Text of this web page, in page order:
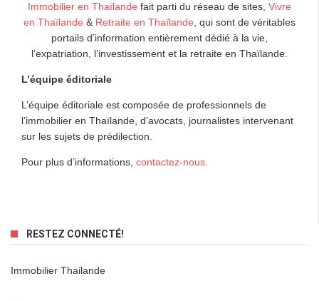
Immobilier en Thaïlande fait parti du réseau de sites, Vivre
en Thaïlande & Retraite en Thaïlande , qui sont de véritables
portails d’information entièrement dédié à la vie,
l’expatriation, l’investissement et la retraite en Thaïlande.
L’équipe éditoriale
L’équipe éditoriale est composée de professionnels de
l’immobilier en Thaïlande, d’avocats, journalistes intervenant
sur les sujets de prédilection.
Pour plus d’informations, contactez-nous
RESTEZ CONNECTÉ!
Immobilier Thailande